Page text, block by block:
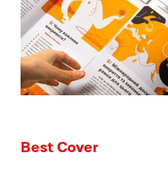
Best Cover